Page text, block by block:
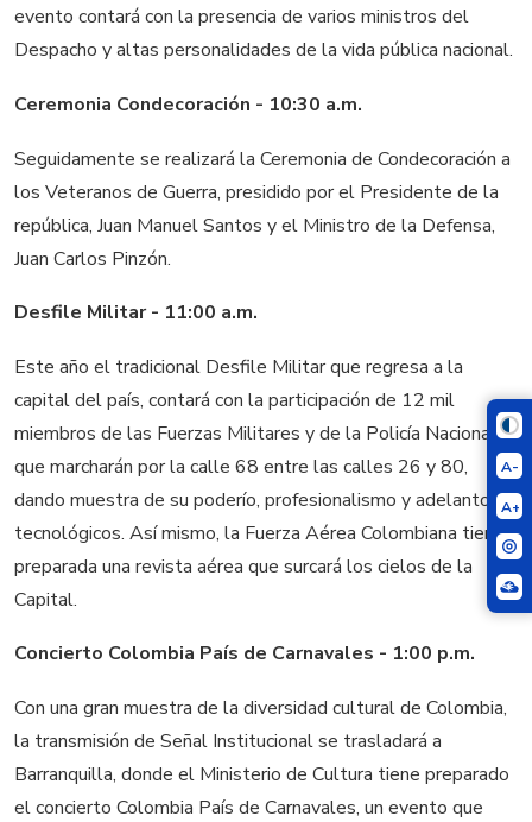
A-
A+
evento contará con la presencia de varios ministros del
Despacho y altas personalidades de la vida pública nacional.
Ceremonia Condecoración - 10:30 a.m.
Seguidamente se realizará la Ceremonia de Condecoración a
los Veteranos de Guerra, presidido por el Presidente de la
república, Juan Manuel Santos y el Ministro de la Defensa,
Juan Carlos Pinzón.
Desfile Militar- 11:00 a.m.
Este año el tradicional Desfile Militar que regresa a la
capital del país, contará con la participación de 12 mil
miembros de las Fuerzas Militares y de la Policía Nacional
que marcharán por la calle 68 entre las calles 26 y 80,
dando muestra de su poderío, profesionalismo y adelantos
tecnológicos. Así mismo, la Fuerza Aérea Colombiana tiene
preparada una revista aérea que surcará los cielos de la
Capital.
Concierto Colombia País de Carnavales - 1:00 p.m.
Con una gran muestra de la diversidad cultural de Colombia,
la transmisión de Señal Institucional se trasladará a
Barranquilla, donde el Ministerio de Cultura tiene preparado
el concierto Colombia País de Carnavales, un evento que